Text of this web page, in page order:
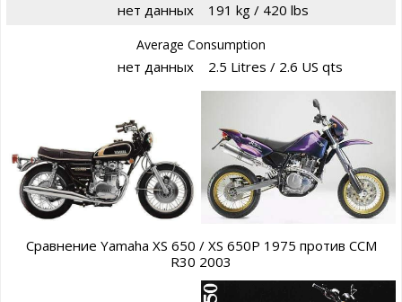
нет данных 191 kg / 420 lbs
Average Consumption
нет данных 2.5 Litres / 2.6 US qts
Сравнение Yamaha XS 650 / XS 650P 1975 против CCM
R30 2003